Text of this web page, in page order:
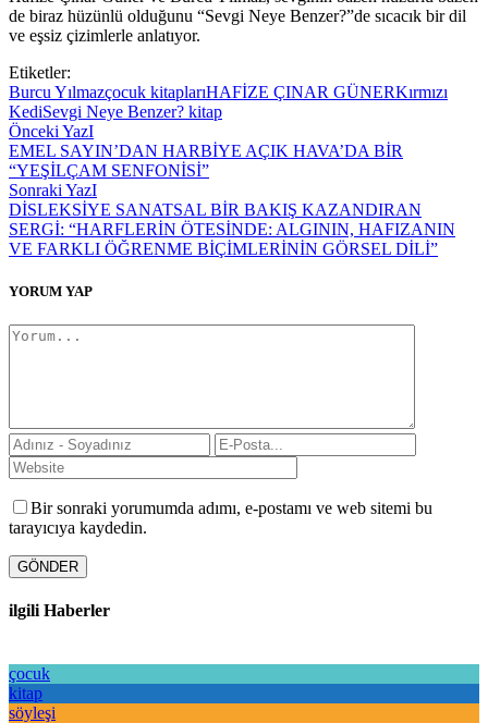
de biraz hüzünlü olduğunu “Sevgi Neye Benzer?”de sıcacık bir dil
ve eşsiz çizimlerle anlatıyor.
Etiketler:
Burcu Yılmazçocuk kitaplarıHAFİZE ÇINAR GÜNERKırmızı
KediSevgi Neye Benzer? kitap
Önceki YazI
EMEL SAYIN’DAN HARBİYE AÇIK HAVA’DA BİR
“YEŞİLÇAM SENFONİSİ”
Sonraki YazI
DİSLEKSİYE SANATSAL BİR BAKIŞ KAZANDIRAN
SERGİ: “HARFLERİN ÖTESİNDE: ALGININ, HAFIZANIN
VE FARKLI ÖĞRENME BİÇİMLERİNİN GÖRSEL DİLİ”
YORUM YAP
Bir sonraki yorumumda adımı, e-postamı ve web sitemi bu
tarayıcıya kaydedin.
GÖNDER
ilgili Haberler
çocuk
kitap
söyleşi